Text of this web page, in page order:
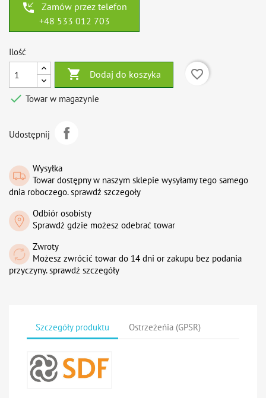
phone_callback
Zamów przez telefon
+48 533 012 703
Ilość
 Dodaj do koszyka
favorite_border
 Towar w magazynie
Udostępnij
Wysyłka
Towar dostępny w naszym sklepie wysyłamy tego samego
dnia roboczego. sprawdź szczegoły
Odbiór osobisty
Sprawdź gdzie możesz odebrać towar
Zwroty
Możesz zwrócić towar do 14 dni or zakupu bez podania
przyczyny. sprawdź szczegóły
Szczegóły produktu Ostrzeżeńia (GPSR)